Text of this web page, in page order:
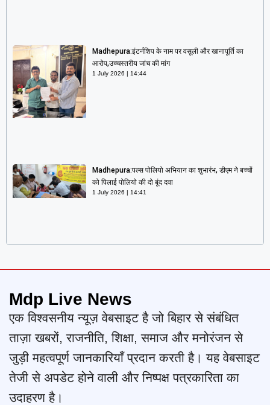
Madhepura:इंटर्नशिप के नाम पर वसूली और खानापूर्ति का
आरोप,उच्चस्तरीय जांच की मांग
1 July 2026 14:44
Madhepura:पल्स पोलियो अभियान का शुभारंभ, डीएम ने बच्चों
को पिलाई पोलियो की दो बूंद दवा
1 July 2026 14:41
Mdp Live News
एक विश्वसनीय न्यूज़ वेबसाइट है जो बिहार से संबंधित
ताज़ा खबरों, राजनीति, शिक्षा, समाज और मनोरंजन से
जुड़ी महत्वपूर्ण जानकारियाँ प्रदान करती है। यह वेबसाइट
तेजी से अपडेट होने वाली और निष्पक्ष पत्रकारिता का
उदाहरण है।